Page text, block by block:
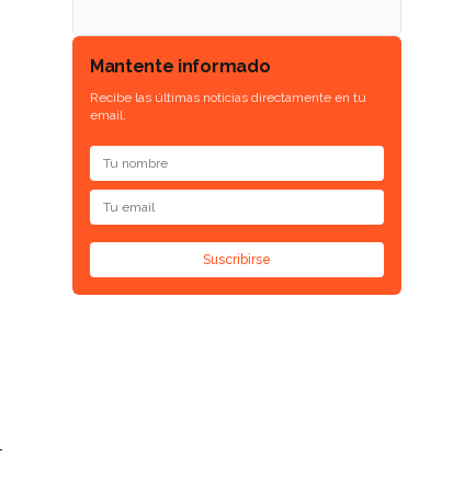
Mantente informado
Recibe las últimas noticias directamente en tu
email.
Suscribirse